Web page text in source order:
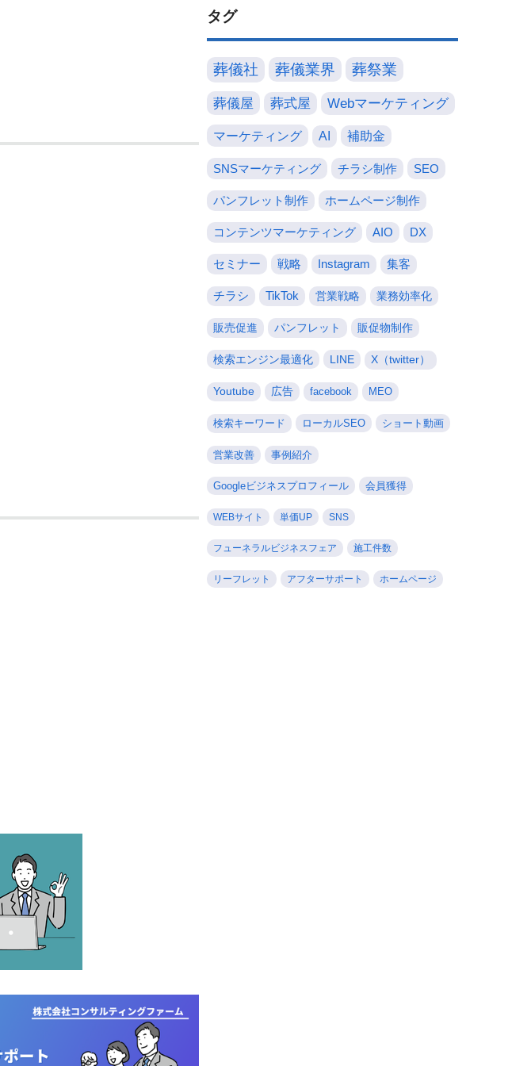
タグ
葬儀社 葬儀業界 葬祭業
葬儀屋 葬式屋 Webマーケティング
マーケティング AI 補助金
SNSマーケティング チラシ制作 SEO
パンフレット制作 ホームページ制作
コンテンツマーケティング AIO DX
セミナー 戦略 Instagram 集客
チラシ TikTok 営業戦略 業務効率化
販売促進 パンフレット 販促物制作
検索エンジン最適化 LINE X（twitter）
Youtube 広告 facebook MEO
検索キーワード ローカルSEO ショート動画
営業改善 事例紹介
Googleビジネスプロフィール 会員獲得
WEBサイト 単価UP SNS
フューネラルビジネスフェア 施工件数
リーフレット アフターサポート ホームページ